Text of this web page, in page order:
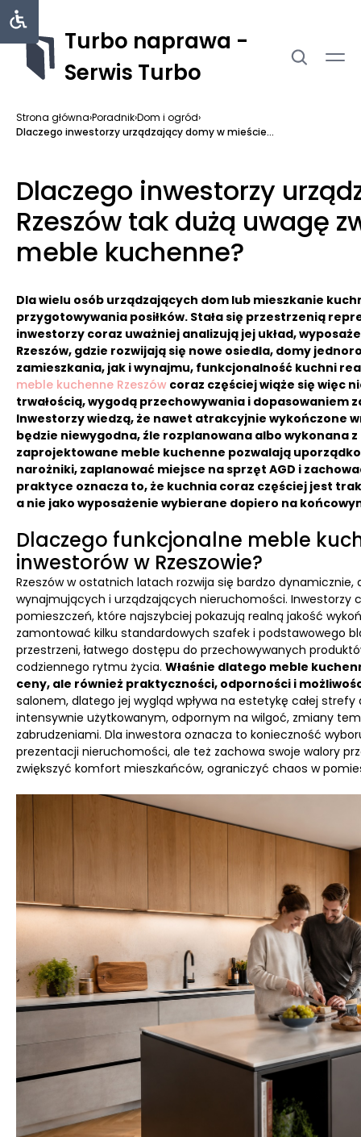
Turbo naprawa -
Serwis Turbo
Strona główna›Poradnik›Dom i ogród›
Dlaczego inwestorzy urządzający domy w mieście...
Dlaczego inwestorzy
Rzeszów tak dużą uwagę
meble kuchenne?
Dla wielu osób urządzających dom lub mieszkanie
przygotowywania posiłków. Stała się przestrzenią
inwestorzy coraz uważniej analizują jej układ,
Rzeszów, gdzie rozwijają się nowe osiedla, domy
zamieszkania, jak i wynajmu, funkcjonalność kuchni
meble kuchenne Rzeszów coraz częściej wiąże się więc
trwałością, wygodą przechowywania i dopasowaniem
Inwestorzy wiedzą, że nawet atrakcyjnie wykończone
będzie niewygodna, źle rozplanowana albo wykonana
zaprojektowane meble kuchenne pozwalają
narożniki, zaplanować miejsce na sprzęt AGD i
praktyce oznacza to, że kuchnia coraz częściej jest
a nie jako wyposażenie wybierane dopiero na
Dlaczego funkcjonalne meble
inwestorów w Rzeszowie?
Rzeszów w ostatnich latach rozwija się bardzo
wynajmujących i urządzających nieruchomości. Inwestorzy
pomieszczeń, które najszybciej pokazują realną jakość
zamontować kilku standardowych szafek i podstawowego
przestrzeni, łatwego dostępu do przechowywanych
codziennego rytmu życia. Właśnie dlatego meble
ceny, ale również praktyczności, odporności i
salonem, dlatego jej wygląd wpływa na estetykę całej
intensywnie użytkowanym, odpornym na wilgoć, zmiany
zabrudzeniami. Dla inwestora oznacza to konieczność
prezentacji nieruchomości, ale też zachowa swoje walory
zwiększyć komfort mieszkańców, ograniczyć chaos w